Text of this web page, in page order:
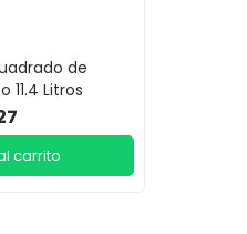
de
11.4 Litros